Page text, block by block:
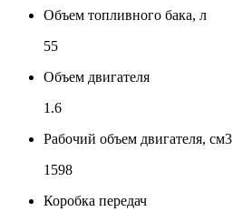
Объем топливного бака, л
55
Объем двигателя
1.6
Рабочий объем двигателя, см3
1598
Коробка передач